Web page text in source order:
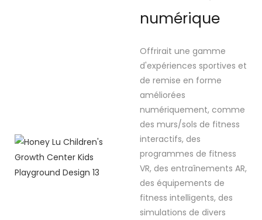
numérique
Offrirait une gamme
d'expériences sportives et
de remise en forme
améliorées
numériquement, comme
des murs/sols de fitness
interactifs, des
programmes de fitness
VR, des entraînements AR,
des équipements de
fitness intelligents, des
simulations de divers